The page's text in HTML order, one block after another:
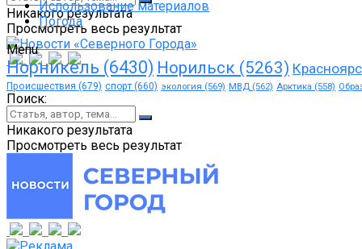
Никакого результата
Просмотреть весь результат
Использование материалов
Погода
Menu
Норникель (6430) Норильск (5263)
Происшествия (679) спорт (660) экология (569) МВД (562) Арктика (558)
Поиск:
Никакого результата
Просмотреть весь результат